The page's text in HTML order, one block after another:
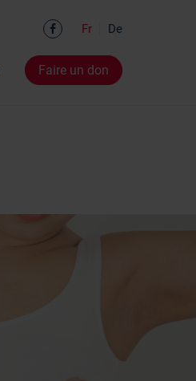
Facebook
Fr De
Faire un don